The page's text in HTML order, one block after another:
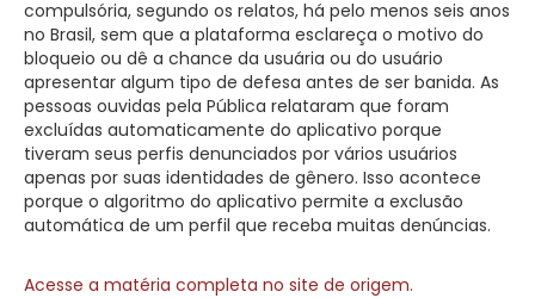
compulsória, segundo os relatos, há pelo menos seis anos
no Brasil, sem que a plataforma esclareça o motivo do
bloqueio ou dê a chance da usuária ou do usuário
apresentar algum tipo de defesa antes de ser banida. As
pessoas ouvidas pela Pública relataram que foram
excluídas automaticamente do aplicativo porque
tiveram seus perfis denunciados por vários usuários
apenas por suas identidades de gênero. Isso acontece
porque o algoritmo do aplicativo permite a exclusão
automática de um perfil que receba muitas denúncias.
Acesse a matéria completa no site de origem.